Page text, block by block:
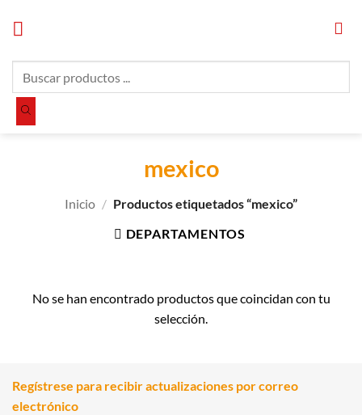
productos
mexico
Inicio / Productos etiquetados “mexico”
DEPARTAMENTOS
No se han encontrado productos que coincidan con tu
selección.
Regístrese para recibir actualizaciones por correo
electrónico